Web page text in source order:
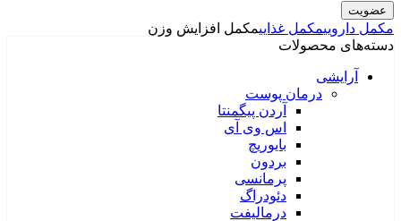
مکمل داروییمکمل غذاییمکمل افزایش وزن
دسته‌های محصولات
آرایشی
درمان پوست
آردن پیگمنتا
اس وی آی
بایوریچ
بردون
پرمانسی
دئودراگ
درمالیفت